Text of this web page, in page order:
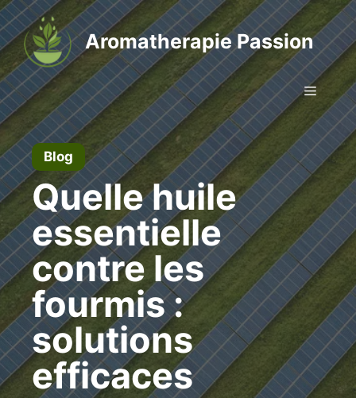
Aller
au
contenu
Aromatherapie Passion
Menu
Blog
Quelle huile
essentielle
contre les
fourmis :
solutions
efficaces